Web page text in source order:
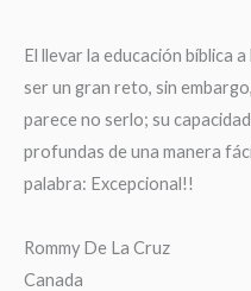
El llevar la educación bíblica
ser un gran reto, sin
parece no serlo; su
profundas de una manera
palabra: Excepcional!!
Rommy De La Cruz
Canada